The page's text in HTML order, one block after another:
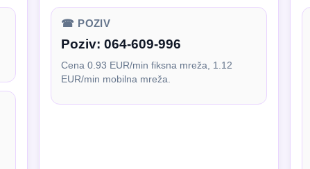
☎ POZIV
Poziv:064-609-996
Cena 0.93 EUR/min fiksna mreža, 1.12
EUR/min mobilna mreža.